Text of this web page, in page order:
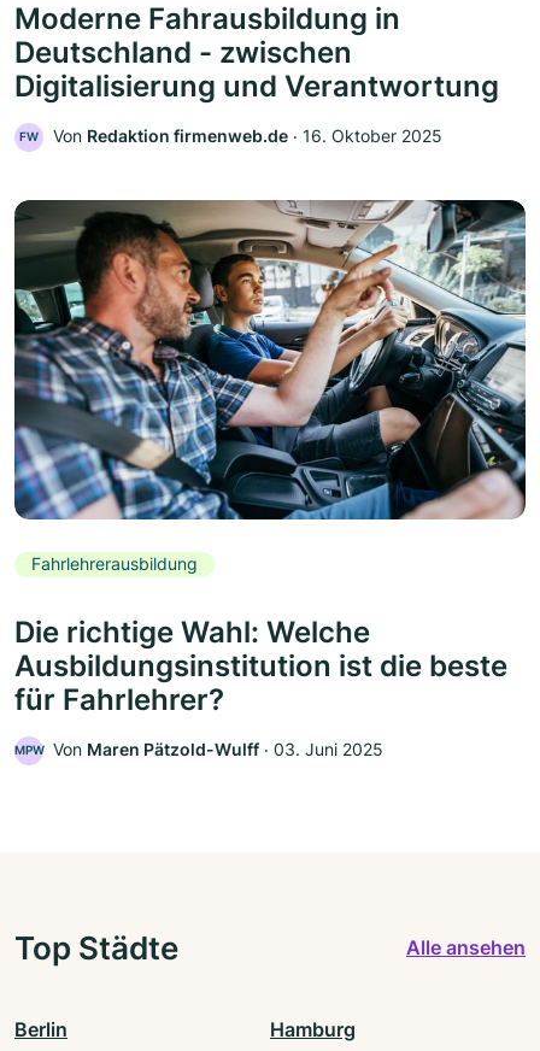
Moderne Fahrausbildung in
Deutschland - zwischen
Digitalisierung und Verantwortung
FW Von Redaktion firmenweb.de ‧ 16. Oktober 2025
Fahrlehrerausbildung
Die richtige Wahl: Welche
Ausbildungsinstitution ist die beste
für Fahrlehrer?
MPW Von Maren Pätzold-Wulff ‧ 03. Juni 2025
Top Städte Alle ansehen
Berlin Hamburg